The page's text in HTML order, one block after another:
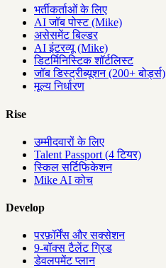
भर्तीकर्ताओं के लिए
AI जॉब पोस्ट (Mike)
असेसमेंट बिल्डर
AI इंटरव्यू (Mike)
डिटर्मिनिस्टिक शॉर्टलिस्ट
जॉब डिस्ट्रीब्यूशन (200+ बोर्ड्स)
मूल्य निर्धारण
Rise
उम्मीदवारों के लिए
Talent Passport (4 टियर)
स्किल सर्टिफिकेशन
Mike AI कोच
Develop
परफ़ॉर्मेंस और सक्सेशन
9-बॉक्स टैलेंट ग्रिड
डेवलपमेंट प्लान